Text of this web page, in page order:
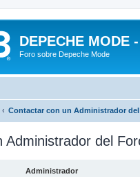
DEPECHE MODE
Foro sobre Depeche Mode
Contactar con un Administrador
Administrador del
Administrador